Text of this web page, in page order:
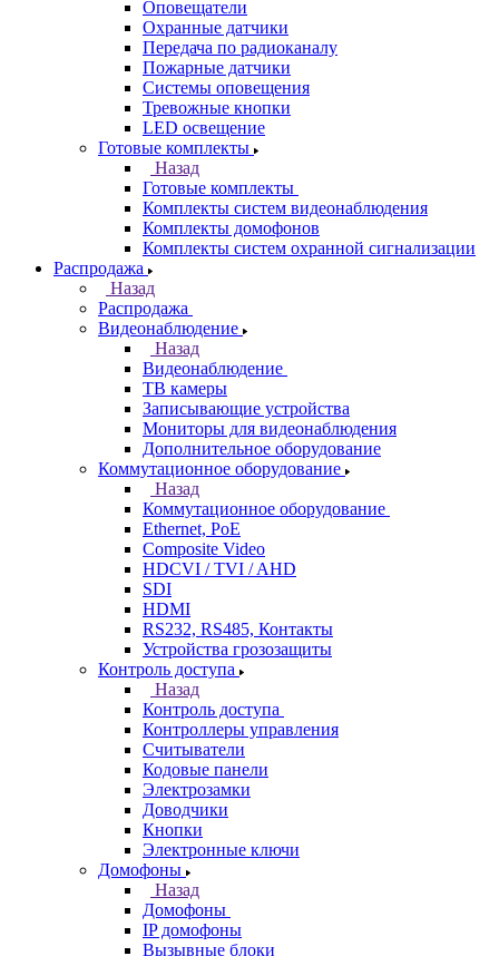
Оповещатели
Охранные датчики
Передача по радиоканалу
Пожарные датчики
Системы оповещения
Тревожные кнопки
LED освещение
Готовые комплекты
Назад
Готовые комплекты
Комплекты систем видеонаблюдения
Комплекты домофонов
Комплекты систем охранной сигнализации
Распродажа
Назад
Распродажа
Видеонаблюдение
Назад
Видеонаблюдение
ТВ камеры
Записывающие устройства
Мониторы для видеонаблюдения
Дополнительное оборудование
Коммутационное оборудование
Назад
Коммутационное оборудование
Ethernet, PoE
Composite Video
HDCVI / TVI / AHD
SDI
HDMI
RS232, RS485, Контакты
Устройства грозозащиты
Контроль доступа
Назад
Контроль доступа
Контроллеры управления
Считыватели
Кодовые панели
Электрозамки
Доводчики
Кнопки
Электронные ключи
Домофоны
Назад
Домофоны
IP домофоны
Вызывные блоки